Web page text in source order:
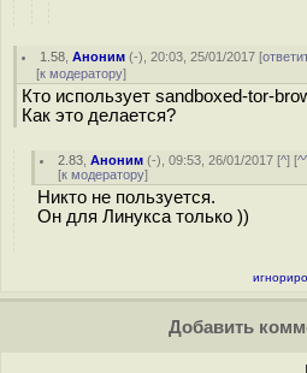
1.58 ,Аноним (-), 20:03, 25/01/2017 [
[к модератору]
Кто использует sandboxed-tor-
Как это делается?
2.83 ,Аноним (-), 09:53, 26/01/2017 [^] [
[к модератору]
Никто не пользуется.
Он для Линукса только ))
Добавить